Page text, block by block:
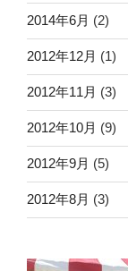
2014年6月 (2)
2012年12月 (1)
2012年11月 (3)
2012年10月 (9)
2012年9月 (5)
2012年8月 (3)